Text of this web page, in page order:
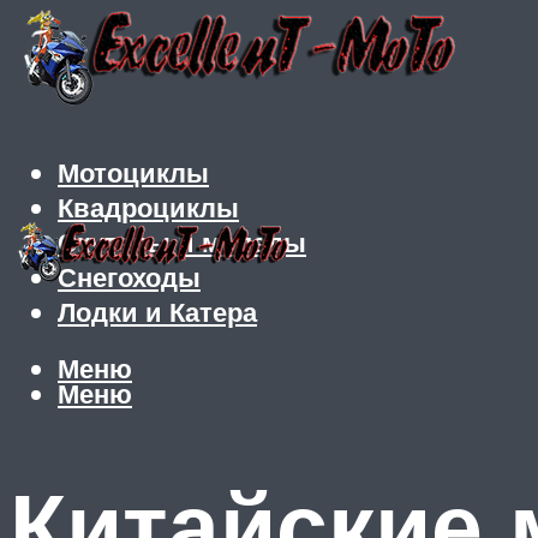
Мотоциклы
Квадроциклы
Скутеры и мопеды
Снегоходы
Лодки и Катера
Меню
Меню